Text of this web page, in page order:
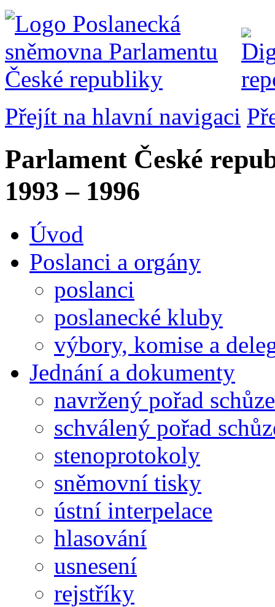
Přejít na hlavní navigaci
Parlament České
1993 – 1996
Úvod
Poslanci a orgány
poslanci
poslanecké kluby
výbory, komise a
Jednání a dokumenty
navržený pořad schůze
schválený pořad
stenoprotokoly
sněmovní tisky
ústní interpelace
hlasování
usnesení
rejstříky